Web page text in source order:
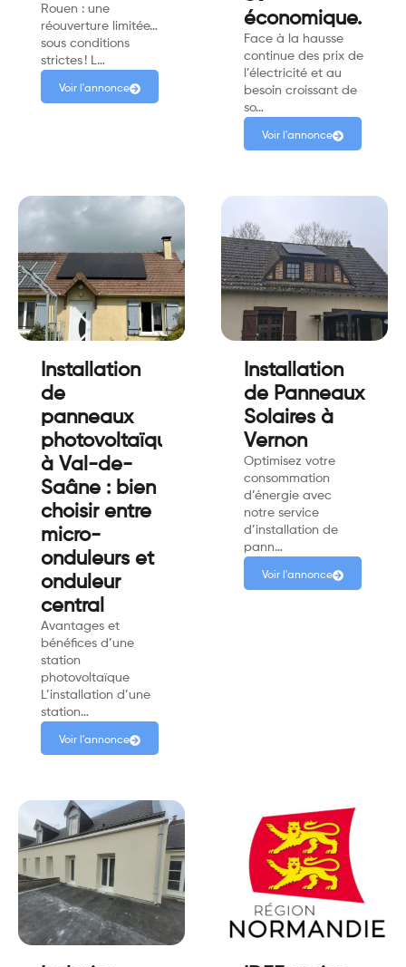
Rouen : une
réouverture limitée…
sous conditions
strictes ! L…
Voir l'annonce
économique.
Face à la hausse
continue des prix de
l’électricité et au
besoin croissant de
so…
Voir l'annonce
Installation
de
panneaux
photovoltaïques
à Val-de-
Saâne : bien
choisir entre
micro-
onduleurs et
onduleur
central
Avantages et
bénéfices d’une
station
photovoltaïque
L’installation d’une
station…
Voir l'annonce
Installation
de Panneaux
Solaires à
Vernon
Optimisez votre
consommation
d’énergie avec
notre service
d’installation de
pann…
Voir l'annonce